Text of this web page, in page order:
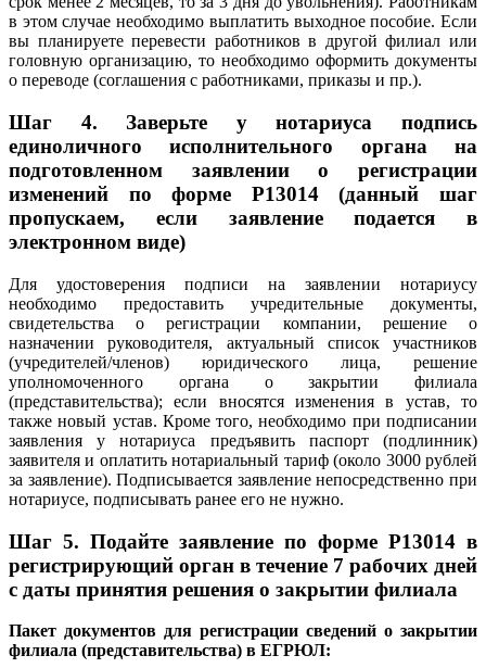
в этом случае необходимо выплатить выходное пособие. Если
вы планируете перевести работников в другой филиал или
головную организацию, то необходимо оформить документы
о переводе (соглашения с работниками, приказы и пр.).
Шаг 4. Заверьте у нотариуса подпись
единоличного исполнительного органа на
подготовленном заявлении о регистрации
изменений по форме Р13014 (данный шаг
пропускаем, если заявление подается в
электронном виде)
Для удостоверения подписи на заявлении нотариусу
необходимо предоставить учредительные документы,
свидетельства о регистрации компании, решение о
назначении руководителя, актуальный список участников
(учредителей/членов) юридического лица, решение
уполномоченного органа о закрытии филиала
(представительства); если вносятся изменения в устав, то
также новый устав. Кроме того, необходимо при подписании
заявления у нотариуса предъявить паспорт (подлинник)
заявителя и оплатить нотариальный тариф (около 3000 рублей
за заявление). Подписывается заявление непосредственно при
нотариусе, подписывать ранее его не нужно.
Шаг 5. Подайте заявление по форме P13014 в
регистрирующий орган в течение 7 рабочих дней
с даты принятия решения о закрытии филиала
Пакет документов для регистрации сведений о закрытии
филиала (представительства) в ЕГРЮЛ: